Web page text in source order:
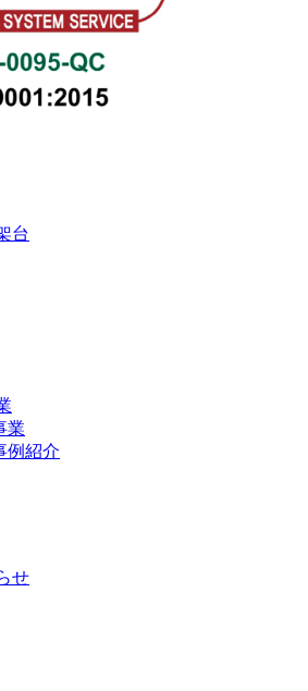
台
業
例紹介
せ